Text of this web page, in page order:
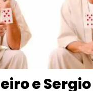
e Sergio